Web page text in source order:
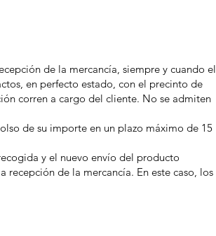
de la mercancía, siempre y cuando el
en perfecto estado, con el precinto de
corren a cargo del cliente. No se admiten
de su importe en un plazo máximo de 15
y el nuevo envío del producto
recepción de la mercancía. En este caso, los